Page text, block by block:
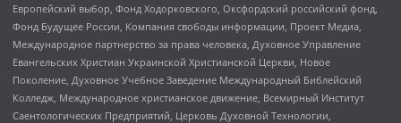
Европейский выбор, Фонд Ходорковского, Оксфордский российский фонд,
Фонд Будущее России, Компания свободы информации, Проект Медиа,
Международное партнерство за права человека, Духовное Управление
Евангельских Христиан Украинской Христианской Церкви, Новое
Поколение, Духовное Учебное Заведение Международный Библейский
Колледж, Международное христианское движение, Всемирный Институт
Саентологических Предприятий, Церковь Духовной Технологии,